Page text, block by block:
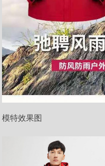
模特效果图